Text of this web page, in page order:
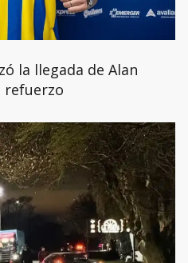
la llegada de Alan
refuerzo